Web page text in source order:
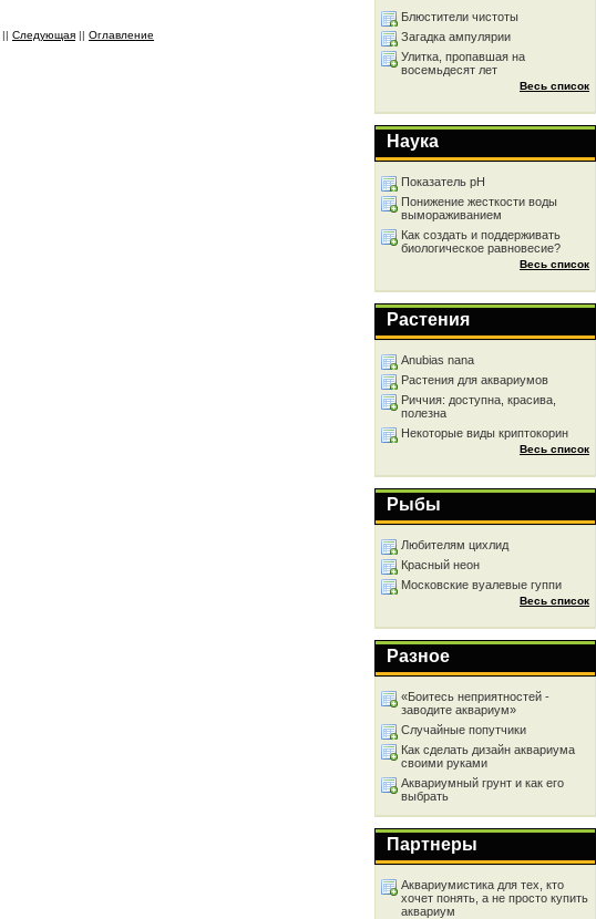
|| Следующая || Оглавление
Блюстители чистоты
Загадка ампулярии
Улитка, пропавшая на
восемьдесят лет
Весь список
Наука
Показатель рН
Понижение жесткоcти воды
вымораживанием
Как создать и поддерживать
биологическое равновесие?
Весь список
Растения
Anubias nana
Растения для аквариумов
Риччия: доступна, красива,
полезна
Некоторые виды криптокорин
Весь список
Рыбы
Любителям цихлид
Красный неон
Московские вуалевые гуппи
Весь список
Разное
«Боитесь неприятностей -
заводите аквариум»
Случайные попутчики
Как сделать дизайн аквариума
своими руками
Аквариумный грунт и как его
выбрать
Партнеры
Аквариумистика для тех, кто
хочет понять, а не просто купить
аквариум